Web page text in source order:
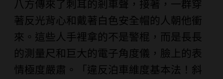
八方傳來了刺耳的剎車聲，接著，一群穿
著反光背心和戴著白色安全帽的人朝他衝
來。這些人手裡拿的不是警棍，而是長長
的測量尺和巨大的電子角度儀，臉上的表
情極度嚴肅。「違反泊車維度基本法！斜